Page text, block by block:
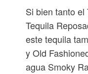
Si bien tanto
Tequila
este tequila
y Old
agua Smoky